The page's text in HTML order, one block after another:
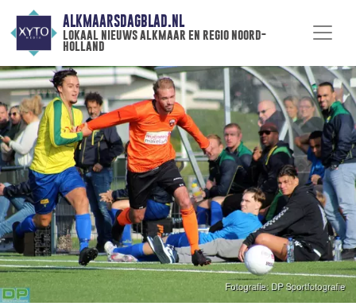
ALKMAARSDAGBLAD.NL
lokaal nieuws alkmaar en regio noord-
holland